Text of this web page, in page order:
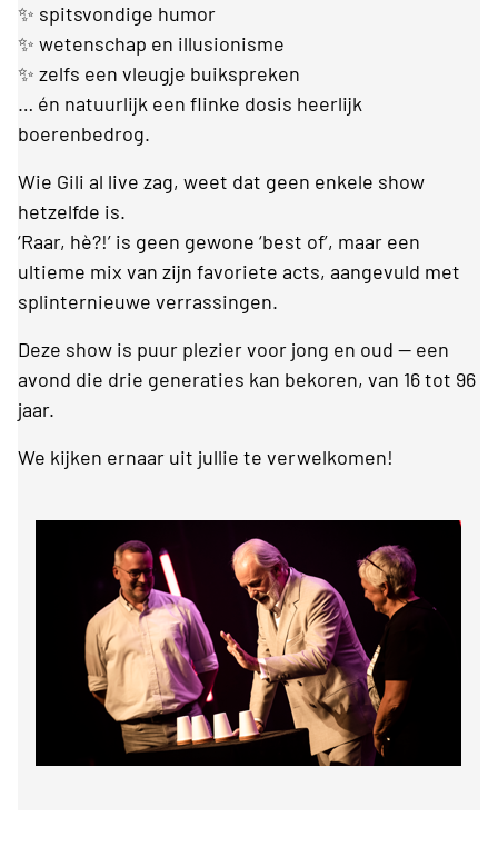
✨ spitsvondige humor
✨ wetenschap en illusionisme
✨ zelfs een vleugje buikspreken
… én natuurlijk een flinke dosis heerlijk
boerenbedrog.
Wie Gili al live zag, weet dat geen enkele show
hetzelfde is.
‘Raar, hè?!’ is geen gewone ‘best of’, maar een
ultieme mix van zijn favoriete acts, aangevuld met
splinternieuwe verrassingen.
Deze show is puur plezier voor jong en oud — een
avond die drie generaties kan bekoren, van 16 tot 96
jaar.
We kijken ernaar uit jullie te verwelkomen!